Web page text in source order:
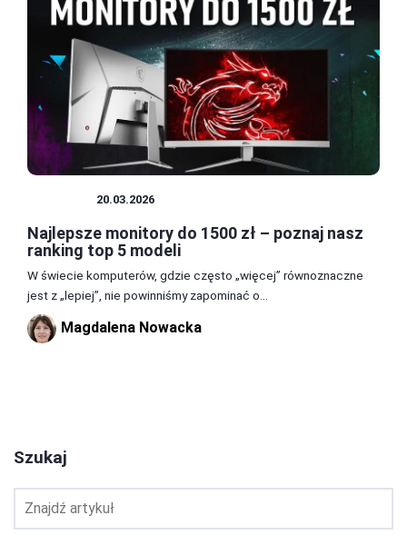
20.03.2026
Najlepsze monitory do 1500 zł – poznaj nasz
ranking top 5 modeli
W świecie komputerów, gdzie często „więcej” równoznaczne
jest z „lepiej”, nie powinniśmy zapominać o...
Magdalena Nowacka
Szukaj